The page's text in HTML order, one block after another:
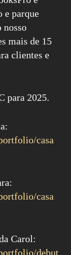
e parque
nosso
mais de 15
clientes e
para 2025.
casa
casa
Carol:
debut